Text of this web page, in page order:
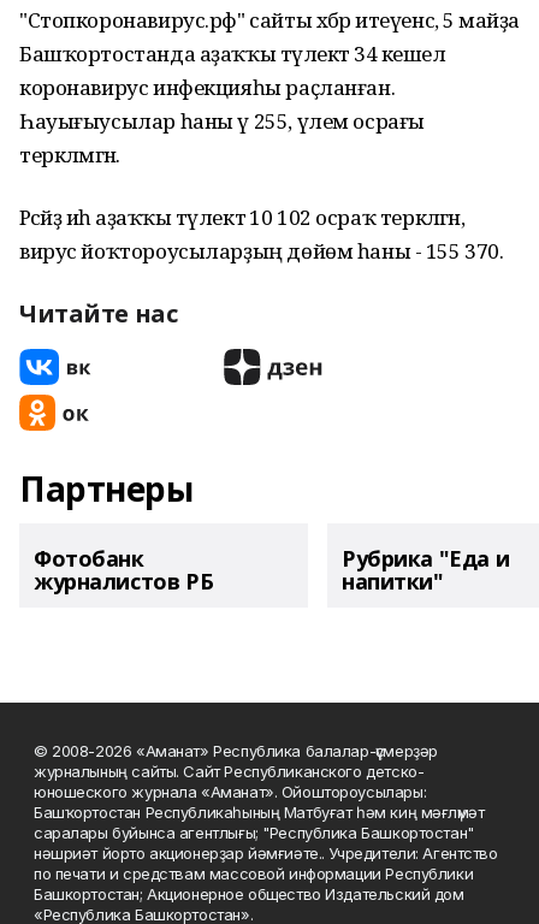
"Стопкоронавирус.рф" сайты хәбәр итеүенсә, 5 майҙа
Башҡортостанда аҙаҡҡы тәүлектә 34 кешелә
коронавирус инфекцияһы раҫланған.
Һауығыусылар һаны ү 255, үлем осрағы
теркәлмәгән.
Рәсәйҙә иһә аҙаҡҡы тәүлектә 10 102 осраҡ теркәлгән,
вирус йоҡтороусыларҙың дөйөм һаны - 155 370.
Читайте нас
Партнеры
Фотобанк
журналистов РБ
Рубрика "Еда и
напитки"
© 2008-2026 «Аманат» Республика балалар-үҫмерҙәр
журналының сайты. Сайт Республиканского детско-
юношеского журнала «Аманат». Ойоштороусылары:
Башҡортостан Республикаһының Матбуғат һәм киң мәғлүмәт
саралары буйынса агентлығы; "Республика Башкортостан"
нәшриәт йорто акционерҙар йәмғиәте.. Учредители: Агентство
по печати и средствам массовой информации Республики
Башкортостан; Акционерное общество Издательский дом
«Республика Башкортостан».